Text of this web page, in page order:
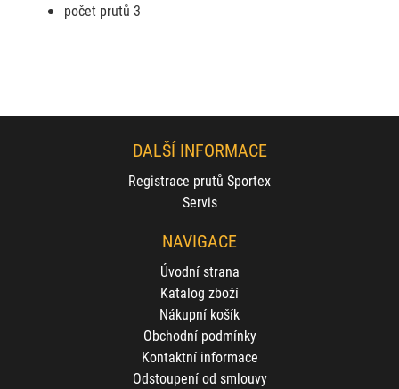
počet prutů 3
DALŠÍ INFORMACE
Registrace prutů Sportex
Servis
NAVIGACE
Úvodní strana
Katalog zboží
Nákupní košík
Obchodní podmínky
Kontaktní informace
Odstoupení od smlouvy